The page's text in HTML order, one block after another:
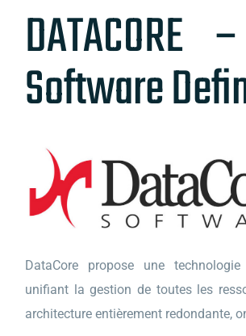
Software
DataCore propose une
unifiant la gestion de toutes les
architecture entièrement redondante,